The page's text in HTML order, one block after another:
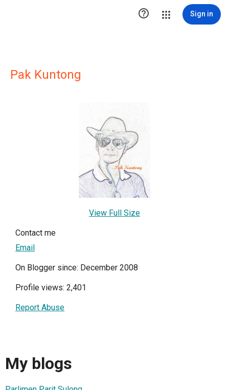
 Sign in
Pak Kuntong
View Full Size
Contact me
Email
On Blogger since: December 2008
Profile views: 2,401
Report Abuse
My blogs